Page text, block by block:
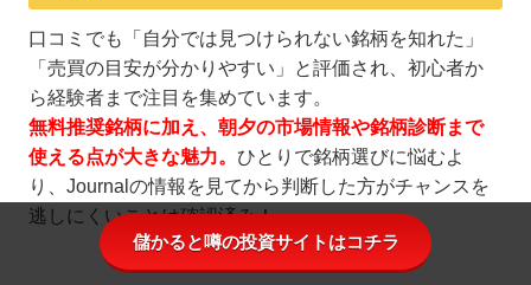
口コミでも「自分では見つけられない銘柄を知れた」
「売買の目安が分かりやすい」と評価され、初心者か
ら経験者まで注目を集めています。
無料推奨銘柄に加え、朝夕の市場情報や銘柄診断まで
使える点が大きな魅力。 ひとりで銘柄選びに悩むよ
り、Journalの情報を見てから判断した方がチャンスを
逃しにくいことは確認済み！
儲かると噂の投資サイトはコチラ